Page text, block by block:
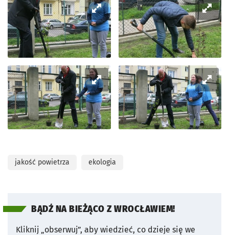
jakość powietrza ekologia
BĄDŹ NA BIEŻĄCO Z WROCŁAWIEM!
Kliknij „obserwuj”, aby wiedzieć, co dzieje się we